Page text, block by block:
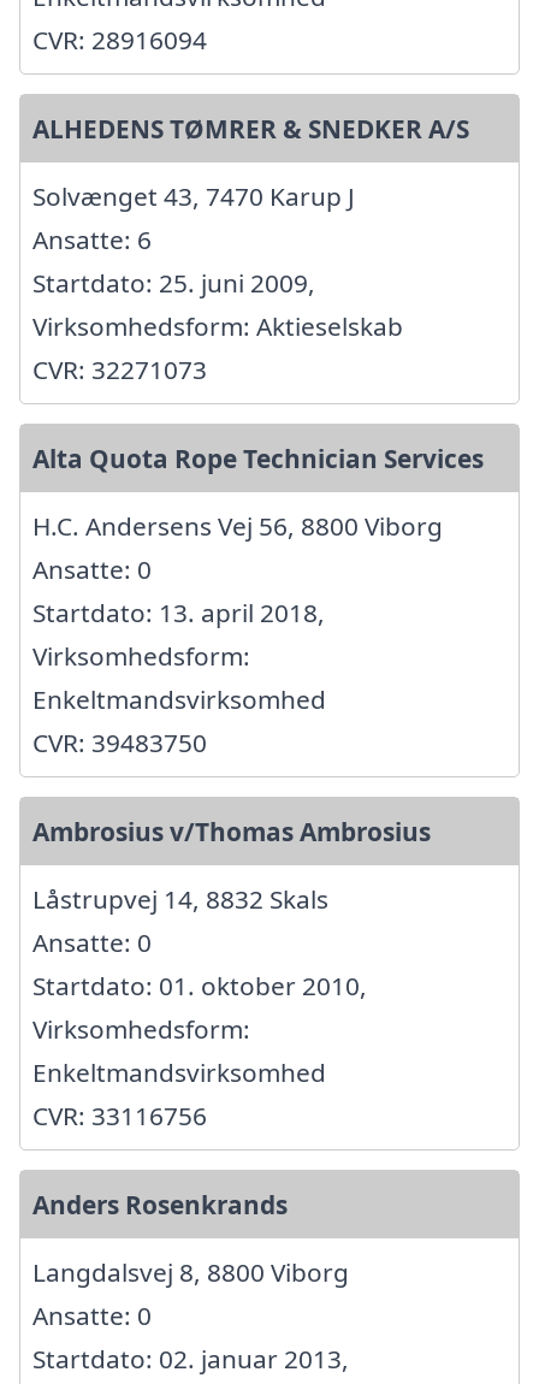
CVR: 28916094
ALHEDENS TØMRER & SNEDKER A/S
Solvænget 43, 7470 Karup J
Ansatte: 6
Startdato: 25. juni 2009,
Virksomhedsform: Aktieselskab
CVR: 32271073
Alta Quota Rope Technician Services
H.C. Andersens Vej 56, 8800 Viborg
Ansatte: 0
Startdato: 13. april 2018,
Virksomhedsform:
Enkeltmandsvirksomhed
CVR: 39483750
Ambrosius v/Thomas Ambrosius
Låstrupvej 14, 8832 Skals
Ansatte: 0
Startdato: 01. oktober 2010,
Virksomhedsform:
Enkeltmandsvirksomhed
CVR: 33116756
Anders Rosenkrands
Langdalsvej 8, 8800 Viborg
Ansatte: 0
Startdato: 02. januar 2013,